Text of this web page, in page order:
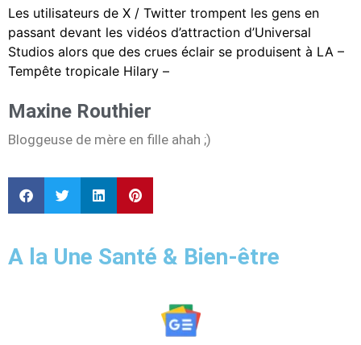
Les utilisateurs de X / Twitter trompent les gens en
passant devant les vidéos d’attraction d’Universal
Studios alors que des crues éclair se produisent à LA –
Tempête tropicale Hilary –
Maxine Routhier
Bloggeuse de mère en fille ahah ;)
A la Une Santé & Bien-être